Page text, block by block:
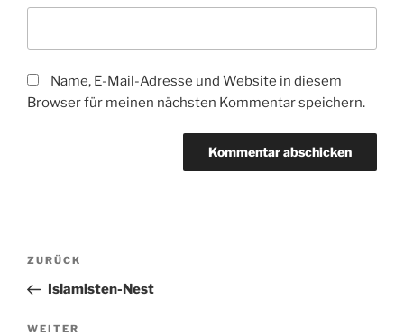
Name, E-Mail-Adresse und Website in diesem
Browser für meinen nächsten Kommentar speichern.
Beitragsnavigation
Vorheriger
Beitrag
ZURÜCK
Islamisten-Nest
Nächster
WEITER